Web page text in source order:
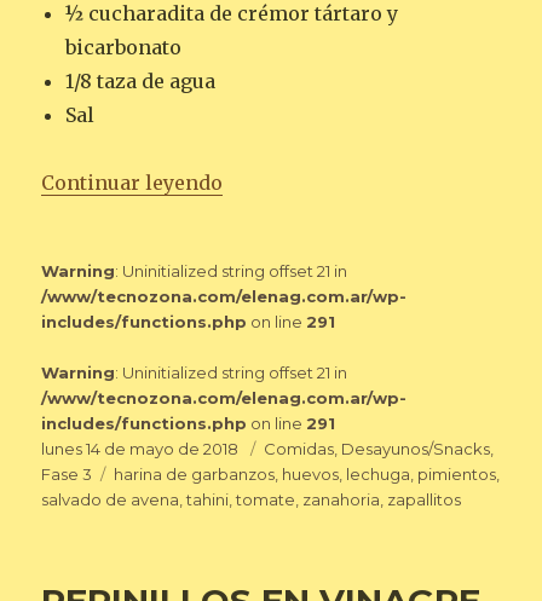
½ cucharadita de crémor tártaro y
bicarbonato
1/8 taza de agua
Sal
Continuar leyendo
Warning: Uninitialized string offset 21 in
/www/tecnozona.com/elenag.com.ar/wp-
includes/functions.php on line 291
Warning: Uninitialized string offset 21 in
/www/tecnozona.com/elenag.com.ar/wp-
includes/functions.php on line 291
Publicado
el
lunes 14 de mayo de 2018 Categorías
Comidas, Desayunos/Snacks,
Fase 3
Etiquetas
harina de garbanzos, huevos, lechuga, pimientos,
salvado de avena,tahini,tomate, zanahoria, zapallitos